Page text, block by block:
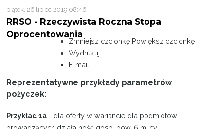
Pożyczki
Projekty
piątek, 26 lipiec 2019 08:46
RRSO - Rzeczywista Roczna Stopa
Oprocentowania
Zmniejsz czcionkę Powiększ czcionkę
Wydrukuj
E-mail
Reprezentatywne przykłady parametrów
pożyczek:
Przykład 1a - dla oferty w wariancie dla podmiotów
prowadzących działalność gosp. pow. 6 m-cy